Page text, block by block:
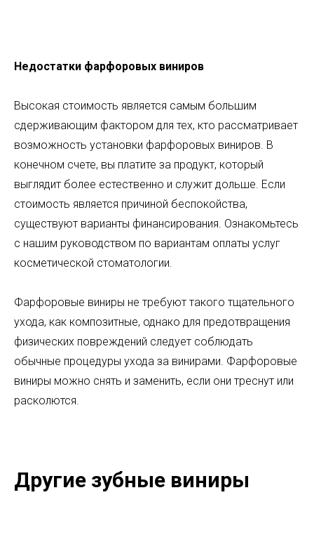
Недостатки фарфоровых виниров
Высокая стоимость является самым большим
сдерживающим фактором для тех, кто рассматривает
возможность установки фарфоровых виниров. В
конечном счете, вы платите за продукт, который
выглядит более естественно и служит дольше. Если
стоимость является причиной беспокойства,
существуют варианты финансирования. Ознакомьтесь
с нашим руководством по вариантам оплаты услуг
косметической стоматологии.
Фарфоровые виниры не требуют такого тщательного
ухода, как композитные, однако для предотвращения
физических повреждений следует соблюдать
обычные процедуры ухода за винирами. Фарфоровые
виниры можно снять и заменить, если они треснут или
расколются.
Другие зубные виниры